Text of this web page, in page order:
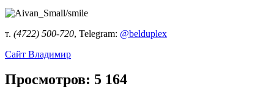
т. (4722) 500-720, Telegram: @belduplex
Сайт Владимир
Просмотров: 5 164